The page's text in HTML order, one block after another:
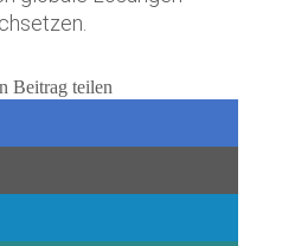
Beitrag teilen